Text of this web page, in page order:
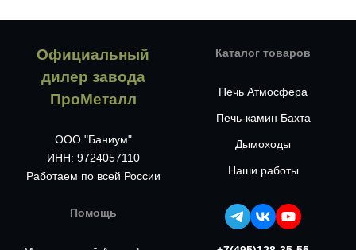
Официальный
дилер завода
ПроМеталл
ООО "Баниум"
ИНН: 9724057110
Работаем по всей России
Каталог товаров
Печь Атмосфера
Печь-камин Бахта
Дымоходы
Наши работы
Помощь